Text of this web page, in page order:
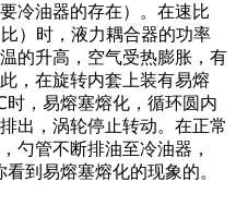
冷油器的存在）。在速比
）时，液力耦合器的功率
的升高，空气受热膨胀，有
，在旋转内套上装有易熔
，易熔塞熔化，循环圆内
出，涡轮停止转动。在正常
勺管不断排油至冷油器，
到易熔塞熔化的现象的。